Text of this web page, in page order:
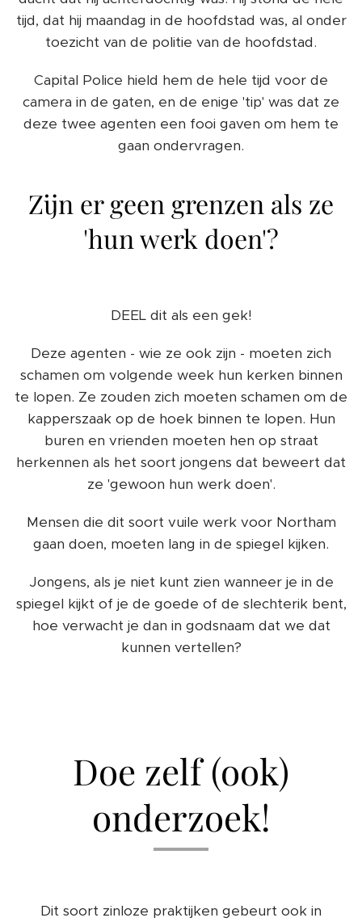
tijd, dat hij maandag in de hoofdstad was, al onder
toezicht van de politie van de hoofdstad.
Capital Police hield hem de hele tijd voor de
camera in de gaten, en de enige 'tip' was dat ze
deze twee agenten een fooi gaven om hem te
gaan ondervragen.
Zijn er geen grenzen als ze
'hun werk doen'?
DEEL dit als een gek!
Deze agenten - wie ze ook zijn - moeten zich
schamen om volgende week hun kerken binnen
te lopen. Ze zouden zich moeten schamen om de
kapperszaak op de hoek binnen te lopen. Hun
buren en vrienden moeten hen op straat
herkennen als het soort jongens dat beweert dat
ze 'gewoon hun werk doen'.
Mensen die dit soort vuile werk voor Northam
gaan doen, moeten lang in de spiegel kijken.
Jongens, als je niet kunt zien wanneer je in de
spiegel kijkt of je de goede of de slechterik bent,
hoe verwacht je dan in godsnaam dat we dat
kunnen vertellen?
Doe zelf (ook)
onderzoek!
Dit soort zinloze praktijken gebeurt ook in